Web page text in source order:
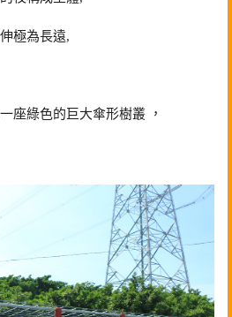
極為長遠,
座綠色的巨大傘形樹叢 ，